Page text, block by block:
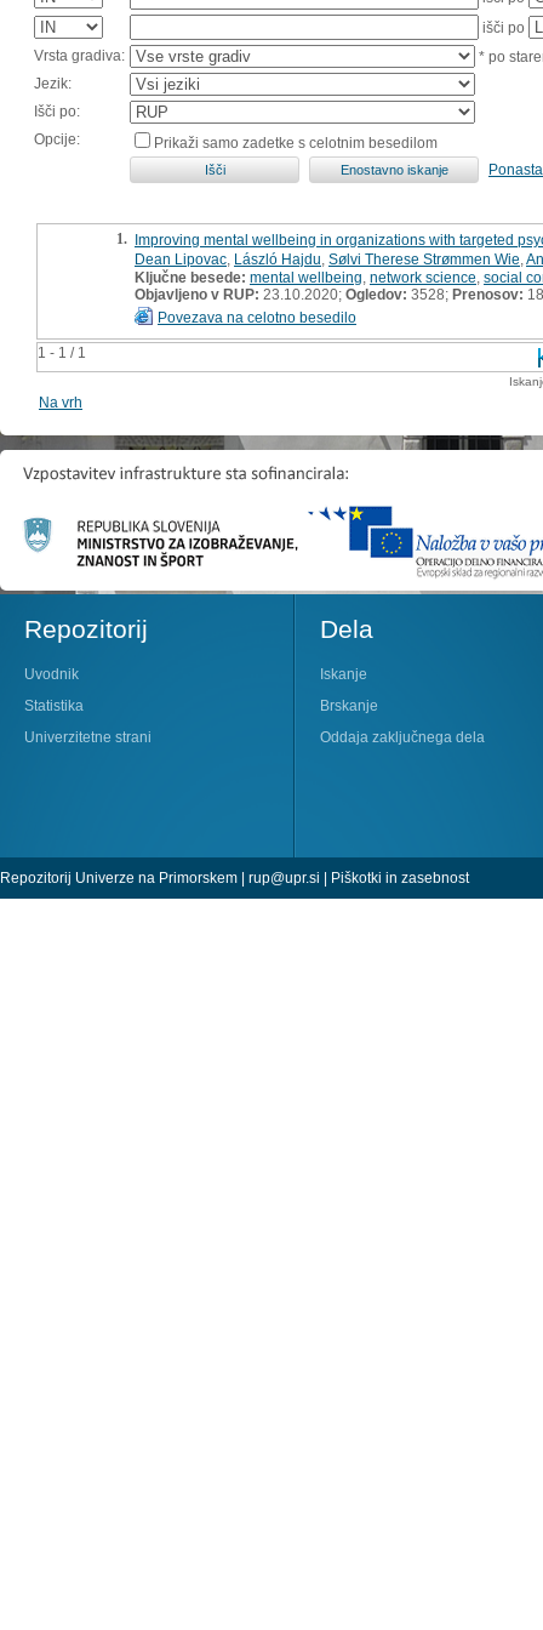
išči po
Vrsta gradiva:
* po
Jezik:
Išči po:
Opcije:
Prikaži samo zadetke s celotnim besedilom
1 - 1 / 1
1. Improving mental wellbeing in organizations with targeted
Dean Lipovac László Hajdu Sølvi Therese Strømmen Wie
Ključne besede: mental wellbeing network science social
Objavljeno v RUP: 23.10.2020; Ogledov: 3528; Prenosov: 18
Povezava na celotno besedilo
Na vrh
Repozitorij
Uvodnik
Statistika
Univerzitetne strani
Dela
Iskanje
Brskanje
Oddaja zaključnega dela
Repozitorij Univerze na Primorskem | rup@upr.si | Piškotki in zasebnost